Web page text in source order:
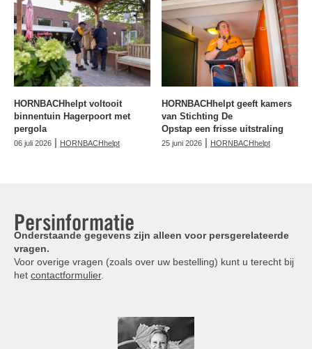
HORNBACHhelpt voltooit
binnentuin Hagerpoort met
pergola
06 juli 2026 | HORNBACHhelpt
HORNBACHhelpt geeft kamers
van Stichting De
Opstap een frisse uitstraling
25 juni 2026 | HORNBACHhelpt
Persinformatie
Onderstaande gegevens zijn alleen voor persgerelateerde
vragen.
Voor overige vragen (zoals over uw bestelling) kunt u terecht bij
het contactformulier.